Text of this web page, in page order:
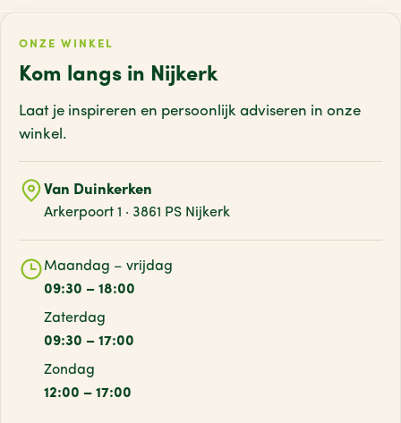
ONZE WINKEL
Kom langs in Nijkerk
Laat je inspireren en persoonlijk adviseren in onze
winkel.
Van Duinkerken
Arkerpoort 1 · 3861 PS Nijkerk
Maandag – vrijdag
09:30 – 18:00
Zaterdag
09:30 – 17:00
Zondag
12:00 – 17:00